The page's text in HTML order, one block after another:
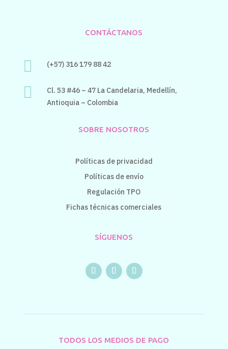
CONTÁCTANOS
 (+57) 316 179 88 42
 Cl. 53 #46 – 47 La Candelaria, Medellín,
Antioquia – Colombia
SOBRE NOSOTROS
Políticas de privacidad
Políticas de envío
Regulación TPO
Fichas técnicas comerciales
SÍGUENOS
TODOS LOS MEDIOS DE PAGO